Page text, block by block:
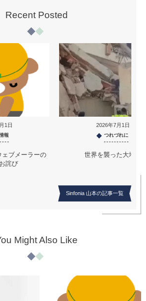
Recent Posted
1日
報
ェブメーラーの
詫び
2026年7月1日
つれづれに
世界を襲った大地震
Sinfonia 山本の記事一覧
Might Also Like